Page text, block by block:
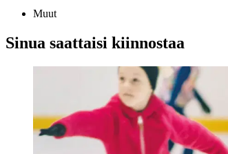
Muut
Sinua saattaisi kiinnostaa